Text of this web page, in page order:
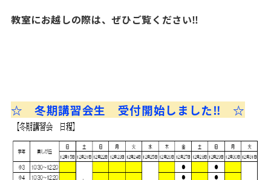
教室にお越しの際は、ぜひご覧ください‼
☆ 冬期講習会生 受付開始しました‼ ☆